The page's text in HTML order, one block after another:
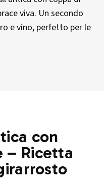
viva. Un secondo
e vino, perfetto per le
con
– Ricetta